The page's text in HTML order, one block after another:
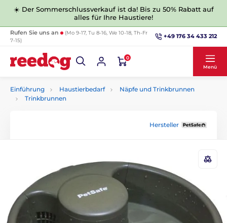
☀️ Der Sommerschlussverkauf ist da! Bis zu 50% Rabatt auf
alles für Ihre Haustiere!
Rufen Sie uns an
(Mo 9-17, Tu 8-16, We 10-18, Th-Fr
7-15)
+49 176 34 433 212
0
Menü
Einführung Haustierbedarf
Näpfe und Trinkbrunnen
Trinkbrunnen
Hersteller